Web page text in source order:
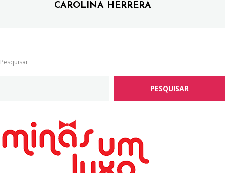
CAROLINA HERRERA
Pesquisar
PESQUISAR